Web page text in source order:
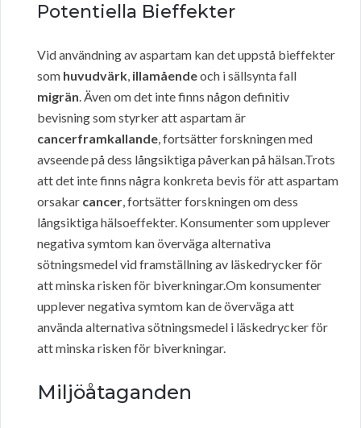
Potentiella Bieffekter
Vid användning av aspartam kan det uppstå bieffekter
som huvudvärk, illamåendeoch i sällsynta fall
migrän. Även om det inte finns någon definitiv
bevisning som styrker att aspartam är
cancerframkallande, fortsätter forskningen med
avseende på dess långsiktiga påverkan på hälsan.Trots
att det inte finns några konkreta bevis för att aspartam
orsakar cancer, fortsätter forskningen om dess
långsiktiga hälsoeffekter. Konsumenter som upplever
negativa symtom kan överväga alternativa
sötningsmedel vid framställning av läskedrycker för
att minska risken för biverkningar.Om konsumenter
upplever negativa symtom kan de överväga att
använda alternativa sötningsmedel i läskedrycker för
att minska risken för biverkningar.
Miljöåtaganden